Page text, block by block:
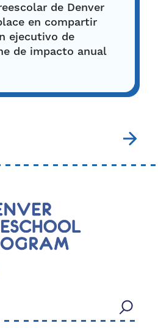
de Denver
en compartir
ejecutivo de
de impacto anual